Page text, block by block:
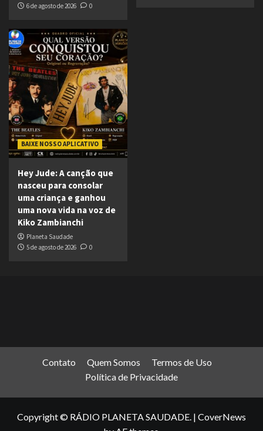
6 de agosto de 2026
0
BAIXE NOSSO APLICATIVO
Hey Jude: A canção que
nasceu para consolar
uma criança e ganhou
uma nova vida na voz de
Kiko Zambianchi
Planeta Saudade
5 de agosto de 2026
0
Contato Quem Somos
Termos de Uso
Política de Privacidade
Copyright © RÁDIO PLANETA SAUDADE. | CoverNews